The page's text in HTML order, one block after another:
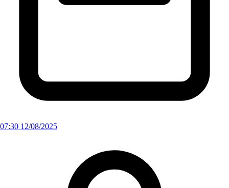
07:30 12/08/2025